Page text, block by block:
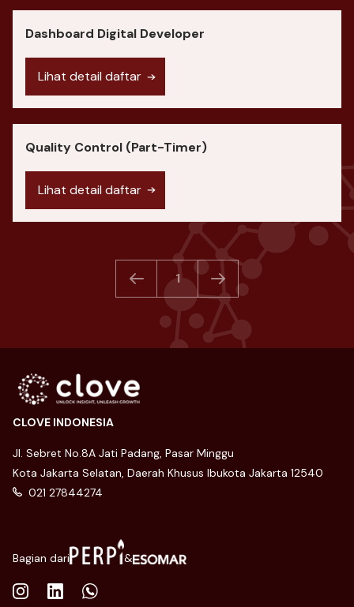
Dashboard Digital Developer
Lihat detail daftar
Quality Control (Part-Timer)
Lihat detail daftar
1
Bagian dari &
CLOVE INDONESIA
Jl. Sebret No.8A Jati Padang, Pasar Minggu
Kota Jakarta Selatan, Daerah Khusus Ibukota Jakarta 12540
021 27844274